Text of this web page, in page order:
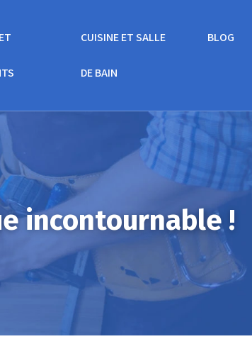
CUISINE ET SALLE
DE BAIN
BLOG
incontournable !